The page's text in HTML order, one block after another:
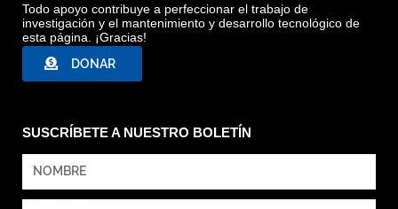
Todo apoyo contribuye a perfeccionar el trabajo de
investigación y el mantenimiento y desarrollo tecnológico de
esta página. ¡Gracias!
DONAR
SUSCRÍBETE A NUESTRO BOLETÍN